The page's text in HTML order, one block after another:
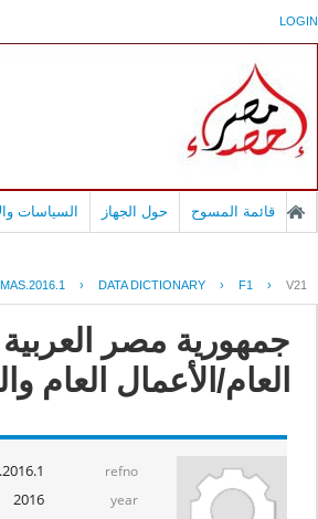
LOGIN
قائمة المسوح حول الجهاز السياسات
› DATA DICTIONARY › F1 › V21
جمهورية مصر العربية
العام/الأعمال العام
refno
year
2016